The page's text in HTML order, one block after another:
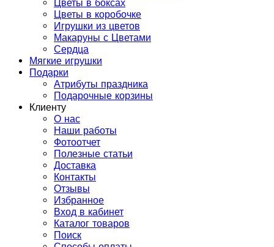
Цветы в боксах
Цветы в коробочке
Игрушки из цветов
Макаруны с Цветами
Сердца
Мягкие игрушки
Подарки
Атрибуты праздника
Подарочные корзины
Клиенту
О нас
Наши работы
Фотоотчет
Полезные статьи
Доставка
Контакты
Отзывы
Избранное
Вход в кабинет
Каталог товаров
Поиск